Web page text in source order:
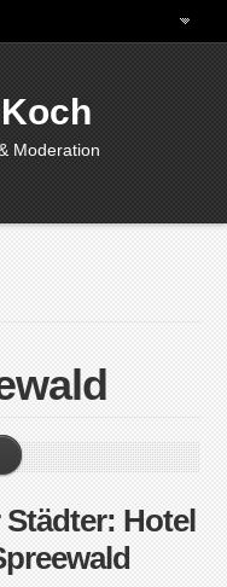
Moderation
Städter: Hotel